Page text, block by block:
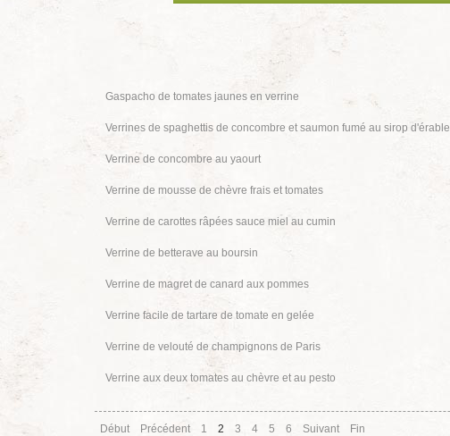
Gaspacho de tomates jaunes en verrine
Verrines de spaghettis de concombre et saumon fumé au sirop d'érable
Verrine de concombre au yaourt
Verrine de mousse de chèvre frais et tomates
Verrine de carottes râpées sauce miel au cumin
Verrine de betterave au boursin
Verrine de magret de canard aux pommes
Verrine facile de tartare de tomate en gelée
Verrine de velouté de champignons de Paris
Verrine aux deux tomates au chèvre et au pesto
Début Précédent 1 2 3 4 5 6 Suivant Fin